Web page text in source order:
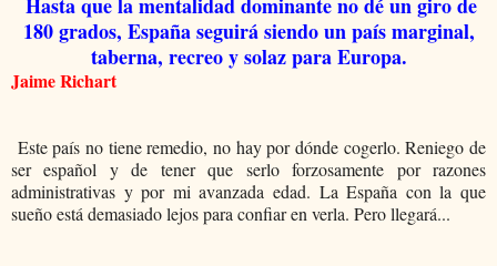
180 grados, Españaseguirá siendo un país marginal,
taberna, recreo y solaz para Europa.
Jaime Richart
Este país no tiene remedio, no hay por dónde cogerlo. Reniego de
ser español y de tener que serlo forzosamente por razones
administrativas y por mi avanzada edad. La España con la que
sueño está demasiado lejos para confiar en verla. Pero lle­gará...